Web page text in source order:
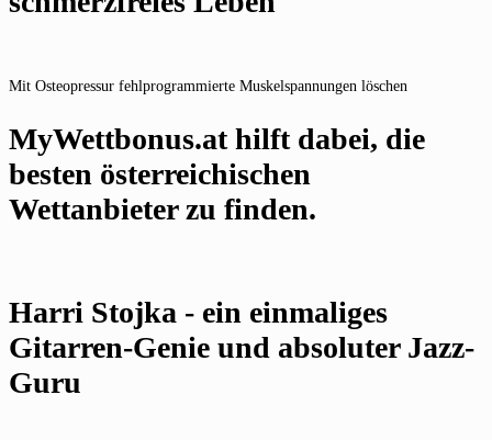
Mit Osteopressur fehlprogrammierte Muskelspannungen löschen
MyWettbonus.at hilft dabei, die
besten österreichischen
Wettanbieter zu finden.
Harri Stojka - ein einmaliges
Gitarren-Genie und absoluter Jazz-
Guru